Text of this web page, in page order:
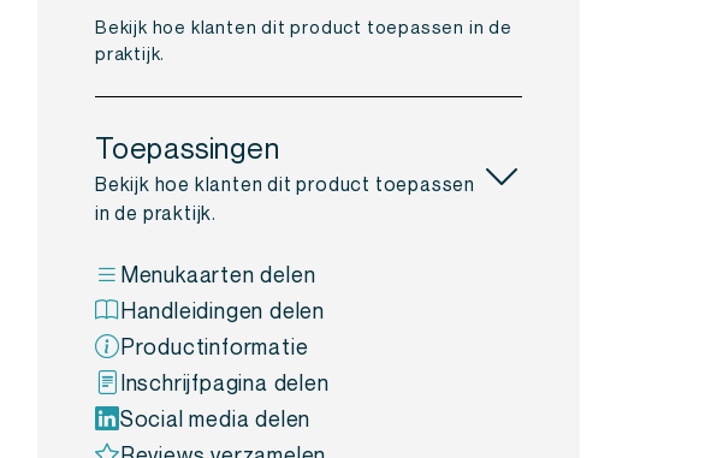
Bekijk hoe klanten dit product toepassen in de
praktijk.
Toepassingen
Bekijk hoe klanten dit product toepassen
in de praktijk.
Menukaarten delen
Handleidingen delen
Productinformatie
Inschrijfpagina delen
Social media delen